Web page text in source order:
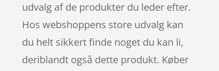
udvalg af de produkter du leder efter.
Hos webshoppens store udvalg kan
du helt sikkert finde noget du kan li,
deriblandt også dette produkt. Køber